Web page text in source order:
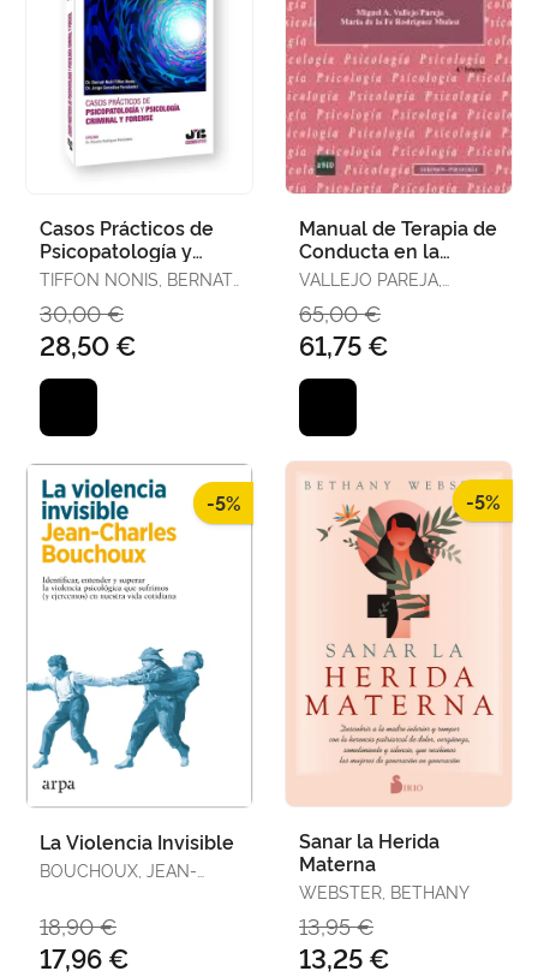
Casos Prácticos de
Psicopatología y
Psicología Criminal y
TIFFON NONIS, BERNAT-
FERNÁNDEZ, JORGE
30,00 €
28,50 €
Manual de Terapia de
Conducta en la
Infancia
VALLEJO PAREJA,
RODRÍGUEZ MUÑOZ,
MARÍA DE LA FE
65,00 €
61,75 €
-5%
La Violencia Invisible
BOUCHOUX, JEAN-
18,90 €
17,96 €
-5%
Sanar la Herida
Materna
WEBSTER, BETHANY
13,95 €
13,25 €